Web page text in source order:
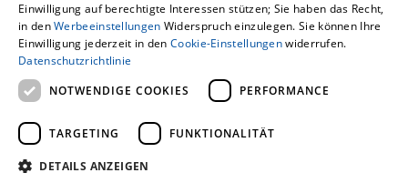
Weitere Informationen finden Sie in unserer
Datenschutzerklärung.
COOKIE-EINSTELLUNGEN ÖFFNEN
Einwilligung auf berechtigte Interessen stützen; Sie haben das Recht,
in denWerbeeinstellungen Widerspruch einzulegen. Sie können Ihre
Einwilligung jederzeit in denCookie-Einstellungenwiderrufen.
Datenschutzrichtlinie
NOTWENDIGE COOKIES
PERFORMANCE
TARGETING FUNKTIONALITÄT
DETAILS ANZEIGEN